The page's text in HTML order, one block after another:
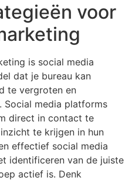
voor
is social media
dat je bureau kan
te vergroten en
Social media platforms
direct in contact te
te krijgen in hun
effectief social media
identificeren van de juiste
actief is. Denk